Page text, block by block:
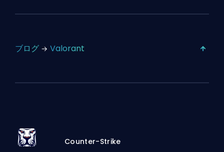
ブログ Valorant
Counter-Strike